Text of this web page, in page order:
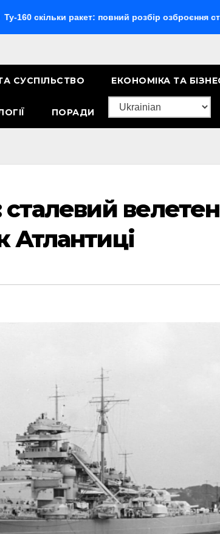
ракет: повний розбір озброєння
СУСПІЛЬСТВО ЕКОНОМІКА ТА
ПОРАДИ
Атлантиці